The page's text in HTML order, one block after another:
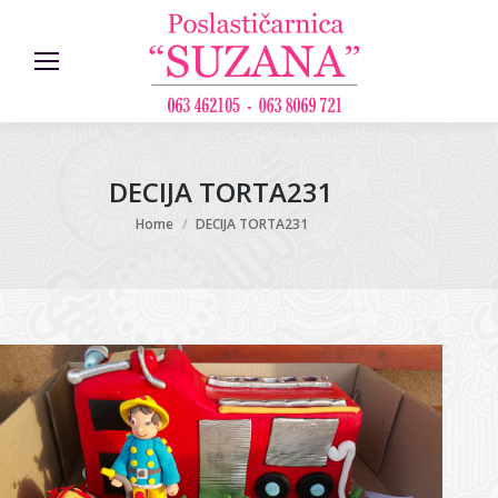
DECIJA TORTA231
You are here:
Home DECIJA TORTA231